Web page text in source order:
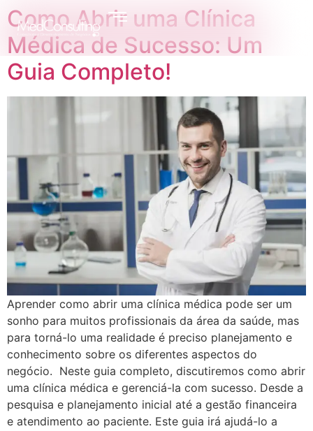
Como Abrir uma Clínica
Médica de Sucesso: Um
Guia Completo!
Aprender como abrir uma clínica médica pode ser um
sonho para muitos profissionais da área da saúde, mas
para torná-lo uma realidade é preciso planejamento e
conhecimento sobre os diferentes aspectos do
negócio. Neste guia completo, discutiremos como abrir
uma clínica médica e gerenciá-la com sucesso. Desde a
pesquisa e planejamento inicial até a gestão financeira
e atendimento ao paciente. Este guia irá ajudá-lo a